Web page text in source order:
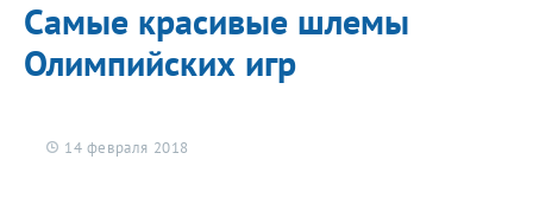
Самые красивые шлемы
Олимпийских игр
14 февраля 2018